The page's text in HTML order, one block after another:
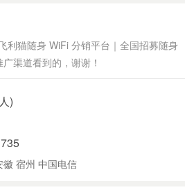
利猫随身 WiFi 分销平台｜全国招募随身
渠道看到的，谢谢！
)
宿州 中国电信